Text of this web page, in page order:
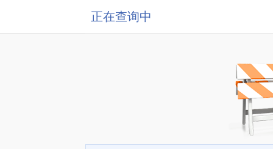
正在查询中